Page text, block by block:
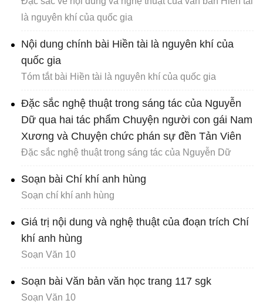
là nguyên khí của quốc gia
Nội dung chính bài Hiền tài là nguyên khí của
quốc gia
Tóm tắt bài Hiền tài là nguyên khí của quốc gia
Đặc sắc nghệ thuật trong sáng tác của Nguyễn
Dữ qua hai tác phẩm Chuyện người con gái Nam
Xương và Chuyện chức phán sự đền Tản Viên
Đặc sắc nghệ thuật trong sáng tác của Nguyễn Dữ
Soạn bài Chí khí anh hùng
Soạn chí khí anh hùng
Giá trị nội dung và nghệ thuật của đoạn trích Chí
khí anh hùng
Soạn Văn 10
Soạn bài Văn bản văn học trang 117 sgk
Soạn Văn 10